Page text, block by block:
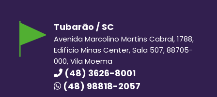
Tubarão / SC
Avenida Marcolino Martins Cabral, 1788,
Edifício Minas Center, Sala 507, 88705-
000, Vila Moema
(48) 3626-8001
(48) 98818-2057